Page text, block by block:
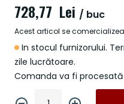
In stocul furnizorului.
zile lucrătoare.
Comanda va fi
728,77 Lei / buc
Acest articol se
imagini